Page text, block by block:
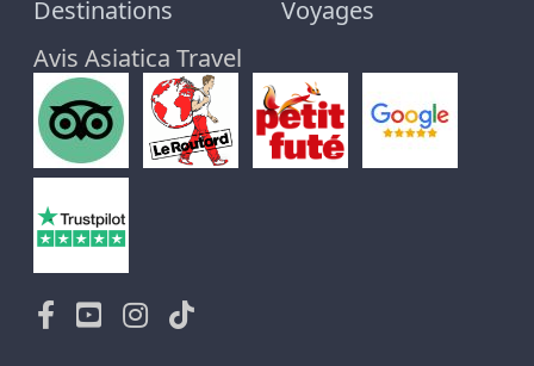
Destinations
Voyages
Avis Asiatica Travel